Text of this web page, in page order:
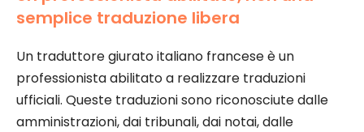
semplice traduzione libera
Un traduttore giurato italiano francese è un
professionista abilitato a realizzare traduzioni
ufficiali. Queste traduzioni sono riconosciute dalle
amministrazioni, dai tribunali, dai notai, dalle